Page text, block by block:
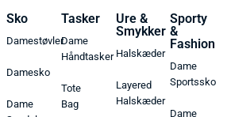
Sko
Damestøvler
Damesko
Dame
Tasker
Dame
Håndtasker
Tote
Bag
Ure &
Smykker
Halskæder
Layered
Halskæder
Sporty
&
Fashion
Dame
Sportssko
Dame